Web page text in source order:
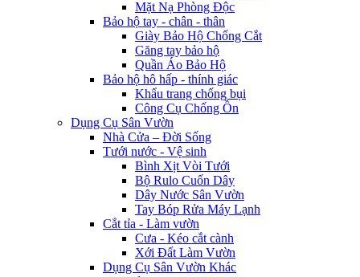
Mặt Nạ Phòng Độc
Bảo hộ tay - chân - thân
Giày Bảo Hộ Chống Cắt
Găng tay bảo hộ
Quần Áo Bảo Hộ
Bảo hộ hô hấp - thính giác
Khẩu trang chống bụi
Công Cụ Chống Ồn
Dụng Cụ Sân Vườn
Nhà Cửa – Đời Sống
Tưới nước - Vệ sinh
Bình Xịt Vòi Tưới
Bộ Rulo Cuốn Dây
Dây Nước Sân Vườn
Tay Bóp Rửa Máy Lạnh
Cắt tỉa - Làm vườn
Cưa - Kéo cắt cành
Xới Đất Làm Vườn
Dụng Cụ Sân Vườn Khác